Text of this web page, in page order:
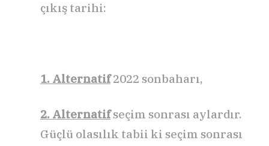
çıkış tarihi:
1. Alternatif2022 sonbaharı,
2. Alternatifseçim sonrası aylardır.
Güçlü olasılık tabii ki seçim sonrası